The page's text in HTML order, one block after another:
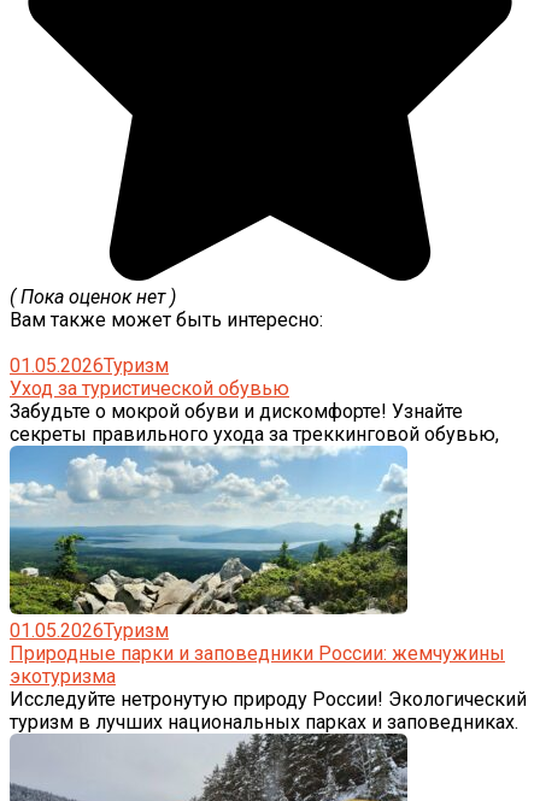
( Пока оценок нет )
Вам также может быть интересно:
01.05.2026Туризм
Уход за туристической обувью
Забудьте о мокрой обуви и дискомфорте! Узнайте
секреты правильного ухода за треккинговой обувью,
01.05.2026Туризм
Природные парки и заповедники России: жемчужины
экотуризма
Исследуйте нетронутую природу России! Экологический
туризм в лучших национальных парках и заповедниках.